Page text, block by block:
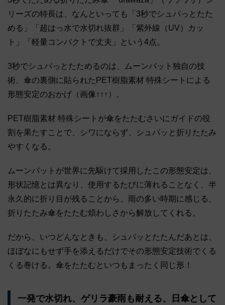
リーズの特長は、なんといっても「3秒でシュパっとたた
める」「超はっ水で水切れ抜群」「紫外線（UV）カッ
ト」「軽量コンパクトで丈夫」という4点。
3秒でシュパっとたためるのは、ムーンバット独自の技
術、傘の裏側に貼られたPET樹脂素材 特殊シートによる
形態安定のおかげ（画像↑↑↑）。
PET樹脂素材 特殊シートが傘をたたむさいにガイドの役
割を果たすことで、シワにならず、シュパッと折りたたみ
やすくなる。
ムーンバットが世界に先駆けて採用したこの形態安定は、
形状記憶とは異なり、使用するたびに薄れることなく、半
永久的に折り目が残ることから、雨の多い時期に感じる、
折りたたみ傘をたたむ煩わしさから解放してくれる。
だから、いつどんなときも、シュパッとたたんだあとは、
ほぼなにもせず手を添えるだけでその形態安定技術でくる
くる巻ける。傘をたたむといつもまったく同じ形！
一発で水切れ、ゲリラ豪雨も耐える、日傘として